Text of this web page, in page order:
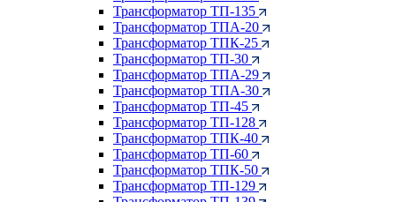
Трансформатор ТП-135
Трансформатор ТПА-20
Трансформатор ТПК-25
Трансформатор ТП-30
Трансформатор ТПА-29
Трансформатор ТПА-30
Трансформатор ТП-45
Трансформатор ТП-128
Трансформатор ТПК-40
Трансформатор ТП-60
Трансформатор ТПК-50
Трансформатор ТП-129